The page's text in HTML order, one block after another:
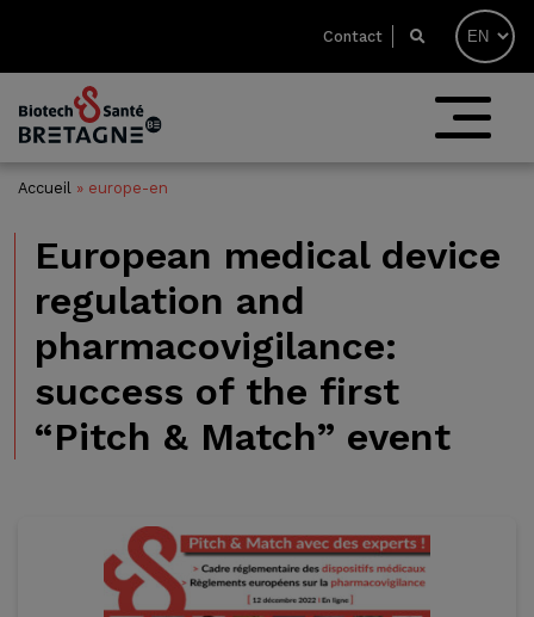
Contact
Accueil » europe-en
European medical device
regulation and
pharmacovigilance:
success of the first
“Pitch & Match” event